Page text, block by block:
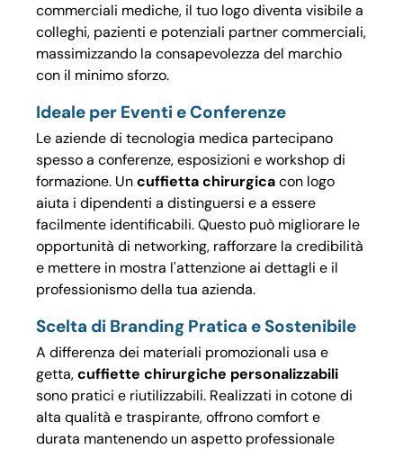
commerciali mediche, il tuo logo diventa visibile a
colleghi, pazienti e potenziali partner commerciali,
massimizzando la consapevolezza del marchio
con il minimo sforzo.
Ideale per Eventi e Conferenze
Le aziende di tecnologia medica partecipano
spesso a conferenze, esposizioni e workshop di
formazione. Uncuffietta chirurgicacon logo
aiuta i dipendenti a distinguersi e a essere
facilmente identificabili. Questo può migliorare le
opportunità di networking, rafforzare la credibilità
e mettere in mostra l'attenzione ai dettagli e il
professionismo della tua azienda.
Scelta di Branding Pratica e Sostenibile
A differenza dei materiali promozionali usa e
getta,cuffiette chirurgiche personalizzabili
sono pratici e riutilizzabili. Realizzati in cotone di
alta qualità e traspirante, offrono comfort e
durata mantenendo un aspetto professionale